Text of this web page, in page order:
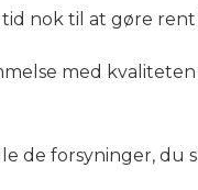
tid nok til at gøre
med
de forsyninger,